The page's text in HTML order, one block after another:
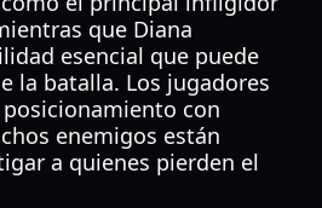
que Diana
esencial que puede
la batalla. Los jugadores
con
enemigos están
a quienes pierden el